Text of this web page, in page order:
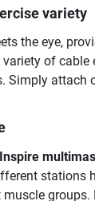
variety
the eye,
variety of cable
Simply
Inspire
stations
groups.